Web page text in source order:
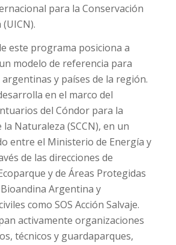
para la Conservación
este programa posiciona a
modelo de referencia para
y países de la región.
en el marco del
del Cóndor para la
Naturaleza (SCCN), en un
entre el Ministerio de Energía y
de las direcciones de
y de Áreas Protegidas
Argentina y
como SOS Acción Salvaje.
activamente organizaciones
técnicos y guardaparques,